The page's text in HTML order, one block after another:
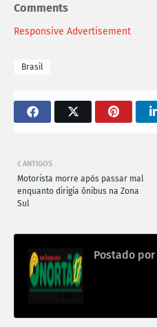
Comments
Responsive Advertisement
Brasil
ANTIGOS
Motorista morre após passar mal
enquanto dirigia ônibus na Zona
Sul
Postado por